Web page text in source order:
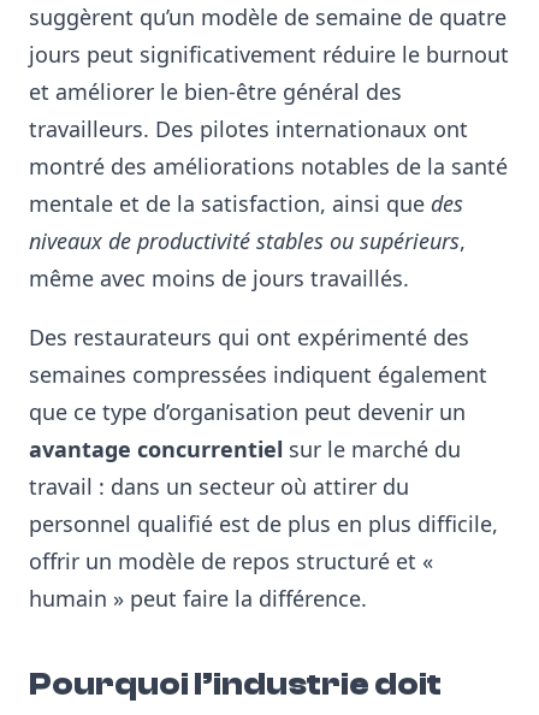
suggèrent qu’un modèle de semaine de quatre
jours peut significativement réduire le burnout
et améliorer le bien-être général des
travailleurs. Des pilotes internationaux ont
montré des améliorations notables de la santé
mentale et de la satisfaction, ainsi que des
niveaux de productivité stables ou supérieurs,
même avec moins de jours travaillés.
Des restaurateurs qui ont expérimenté des
semaines compressées indiquent également
que ce type d’organisation peut devenir un
avantage concurrentiel sur le marché du
travail : dans un secteur où attirer du
personnel qualifié est de plus en plus difficile,
offrir un modèle de repos structuré et «
humain » peut faire la différence.
Pourquoi l’industrie doit